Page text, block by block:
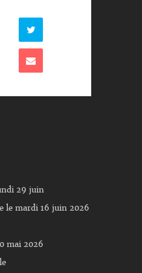
29 juin
le mardi 16 juin 2026
mai 2026